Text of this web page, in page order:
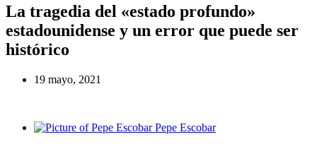
La tragedia del «estado profundo»
estadounidense y un error que puede ser
histórico
19 mayo, 2021
Pepe Escobar